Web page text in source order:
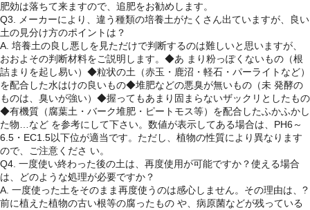
肥効は落ちて来ますので、追肥をお勧めします。
Q3. メーカーにより、違う種類の培養土がたくさん出ていますが、良い
土の見分け方のポイントは？
A. 培養土の良し悪しを見ただけで判断するのは難しいと思いますが、
おおよその判断材料をご説明します。◆あ まり粉っぽくないもの（根
詰まりを起し易い）◆粒状の土（赤玉・鹿沼・軽石・パーライトなど）
を配合した水はけの良いもの◆堆肥などの悪臭が無いもの（未 発酵の
ものは、臭いが強い）◆握ってもあまり固まらないザックリとしたもの
◆有機質（腐葉土・バーク堆肥・ピートモス等）を配合したふかふかし
た物…など を参考にして下さい。数値が表示してある場合は、PH6～
6.5・EC1.5以下位が適当です。ただし、植物の性質により異なります
ので、ご注意くださ い。
Q4. 一度使い終わった後の土は、再度使用が可能ですか？使える場合
は、どのような処理が必要ですか？
A. 一度使った土をそのまま再度使うのは感心しません。その理由は、?
前に植えた植物の古い根等の腐ったもの や、病原菌などが残っている